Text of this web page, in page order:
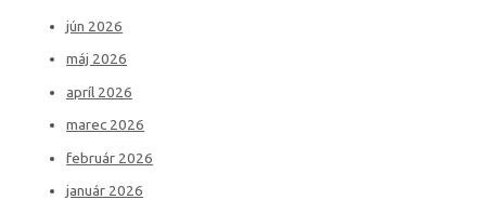
jún 2026
máj 2026
apríl 2026
marec 2026
február 2026
január 2026